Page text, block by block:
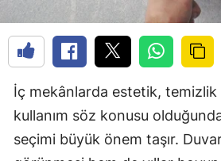
İç mekânlarda estetik, temizlik
kullanım söz konusu
seçimi büyük önem taşır.